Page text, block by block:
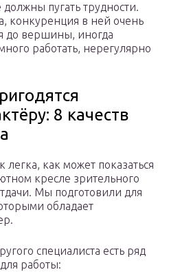
пугать трудности.
конкуренция в ней очень
до вершины, иногда
работать, нерегулярно
8 качеств
легка, как может показаться
кресле зрительного
Мы подготовили для
обладает
специалиста есть ряд
работы: